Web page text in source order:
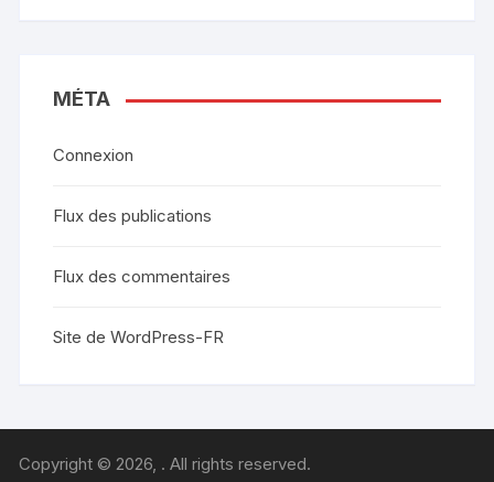
MÉTA
Connexion
Flux des publications
Flux des commentaires
Site de WordPress-FR
Copyright © 2026, . All rights reserved.